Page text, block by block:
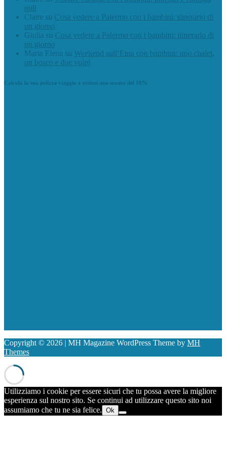
utili
Claire su Cosa vedere a Palermo con i bambini: itinerario di
un giorno
Giulia su Cosa vedere a Palermo con i bambini: itinerario di
un giorno
Maria Elena su Weekend sull’Etna con bambini: uno chalet,
un bosco e due volpi
Calcola la tua polizza viaggio e ottieni uno sconto del 10%
Copyright © 2026 | MH Magazine WordPress Theme by MH
Themes
Utilizziamo i cookie per essere sicuri che tu possa avere la migliore
esperienza sul nostro sito. Se continui ad utilizzare questo sito noi
assumiamo che tu ne sia felice. Ok